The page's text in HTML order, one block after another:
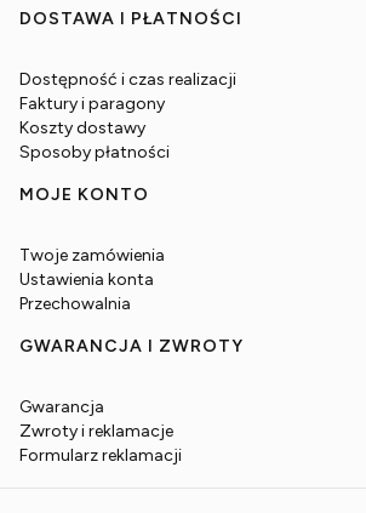
DOSTAWA I PŁATNOŚCI
Dostępność i czas realizacji
Faktury i paragony
Koszty dostawy
Sposoby płatności
MOJE KONTO
Twoje zamówienia
Ustawienia konta
Przechowalnia
GWARANCJA I ZWROTY
Gwarancja
Zwroty i reklamacje
Formularz reklamacji